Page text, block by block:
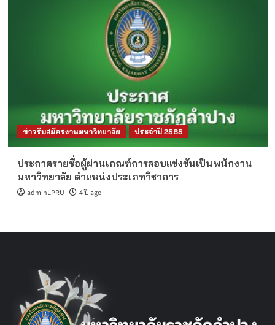
ข่าวรับสมัครงานมหาวิทยาลัย ประจำปี 2565
ประกาศรายชื่อผู้ผ่านเกณฑ์การสอบแข่งขันเป็นพนักงาน
มหาวิทยาลัย ตำแหน่งประเภทวิชาการ
adminLPRU 4 ปี ago